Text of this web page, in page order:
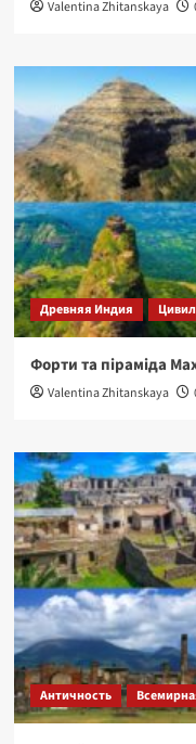
Valentina Zhitanskaya
Древняя Индия
Форти та піраміда
Valentina Zhitanskaya
Античность